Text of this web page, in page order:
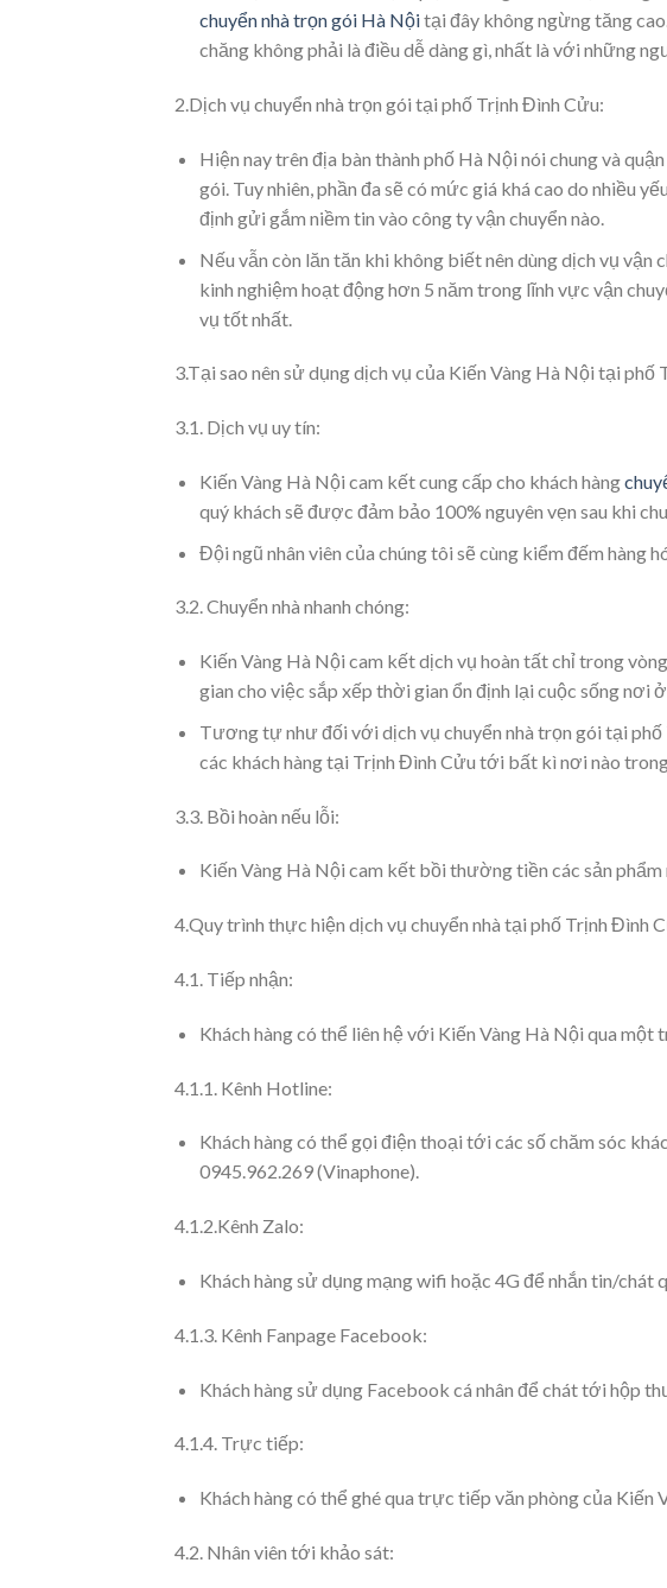
chuyển nhà trọn gói Hà Nộitại đây không ngừng tăng
chăng không phải là điều dễ dàng gì, nhất là với những
2.Dịch vụ chuyển nhà trọn gói tại phố Trịnh Đình Cửu:
Hiện nay trên địa bàn thành phố Hà Nội nói chung và
gói. Tuy nhiên, phần đa sẽ có mức giá khá cao do nhiều
định gửi gắm niềm tin vào công ty vận chuyển nào.
Nếu vẫn còn lăn tăn khi không biết nên dùng dịch vụ
kinh nghiệm hoạt động hơn 5 năm trong lĩnh vực vận
vụ tốt nhất.
3.Tại sao nên sử dụng dịch vụ của Kiến Vàng Hà Nội tại phố
3.1. Dịch vụ uy tín:
Kiến Vàng Hà Nội cam kết cung cấp cho khách hàng
quý khách sẽ được đảm bảo 100% nguyên vẹn sau khi
Đội ngũ nhân viên của chúng tôi sẽ cùng kiểm đếm hàng
3.2. Chuyển nhà nhanh chóng:
Kiến Vàng Hà Nội cam kết dịch vụ hoàn tất chỉ trong
gian cho việc sắp xếp thời gian ổn định lại cuộc sống nơi
Tương tự như đối với dịch vụ chuyển nhà trọn gói tại phố
các khách hàng tại Trịnh Đình Cửu tới bất kì nơi nào
3.3. Bồi hoàn nếu lỗi:
Kiến Vàng Hà Nội cam kết bồi thường tiền các sản phẩm
4.Quy trình thực hiện dịch vụ chuyển nhà tại phố Trịnh Đình
4.1. Tiếp nhận:
Khách hàng có thể liên hệ với Kiến Vàng Hà Nội qua một
4.1.1. Kênh Hotline:
Khách hàng có thể gọi điện thoại tới các số chăm sóc
0945.962.269 (Vinaphone).
4.1.2.Kênh Zalo:
Khách hàng sử dụng mạng wifi hoặc 4G để nhắn tin/chát
4.1.3. Kênh Fanpage Facebook:
Khách hàng sử dụng Facebook cá nhân để chát tới hộp
4.1.4. Trực tiếp:
Khách hàng có thể ghé qua trực tiếp văn phòng của
4.2. Nhân viên tới khảo sát: